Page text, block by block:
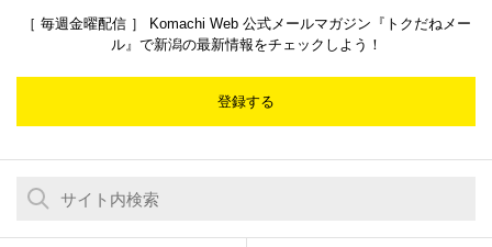
［ 毎週金曜配信 ］ Komachi Web 公式メールマガジン『トクだねメー
ル』で新潟の最新情報をチェックしよう！
登録する